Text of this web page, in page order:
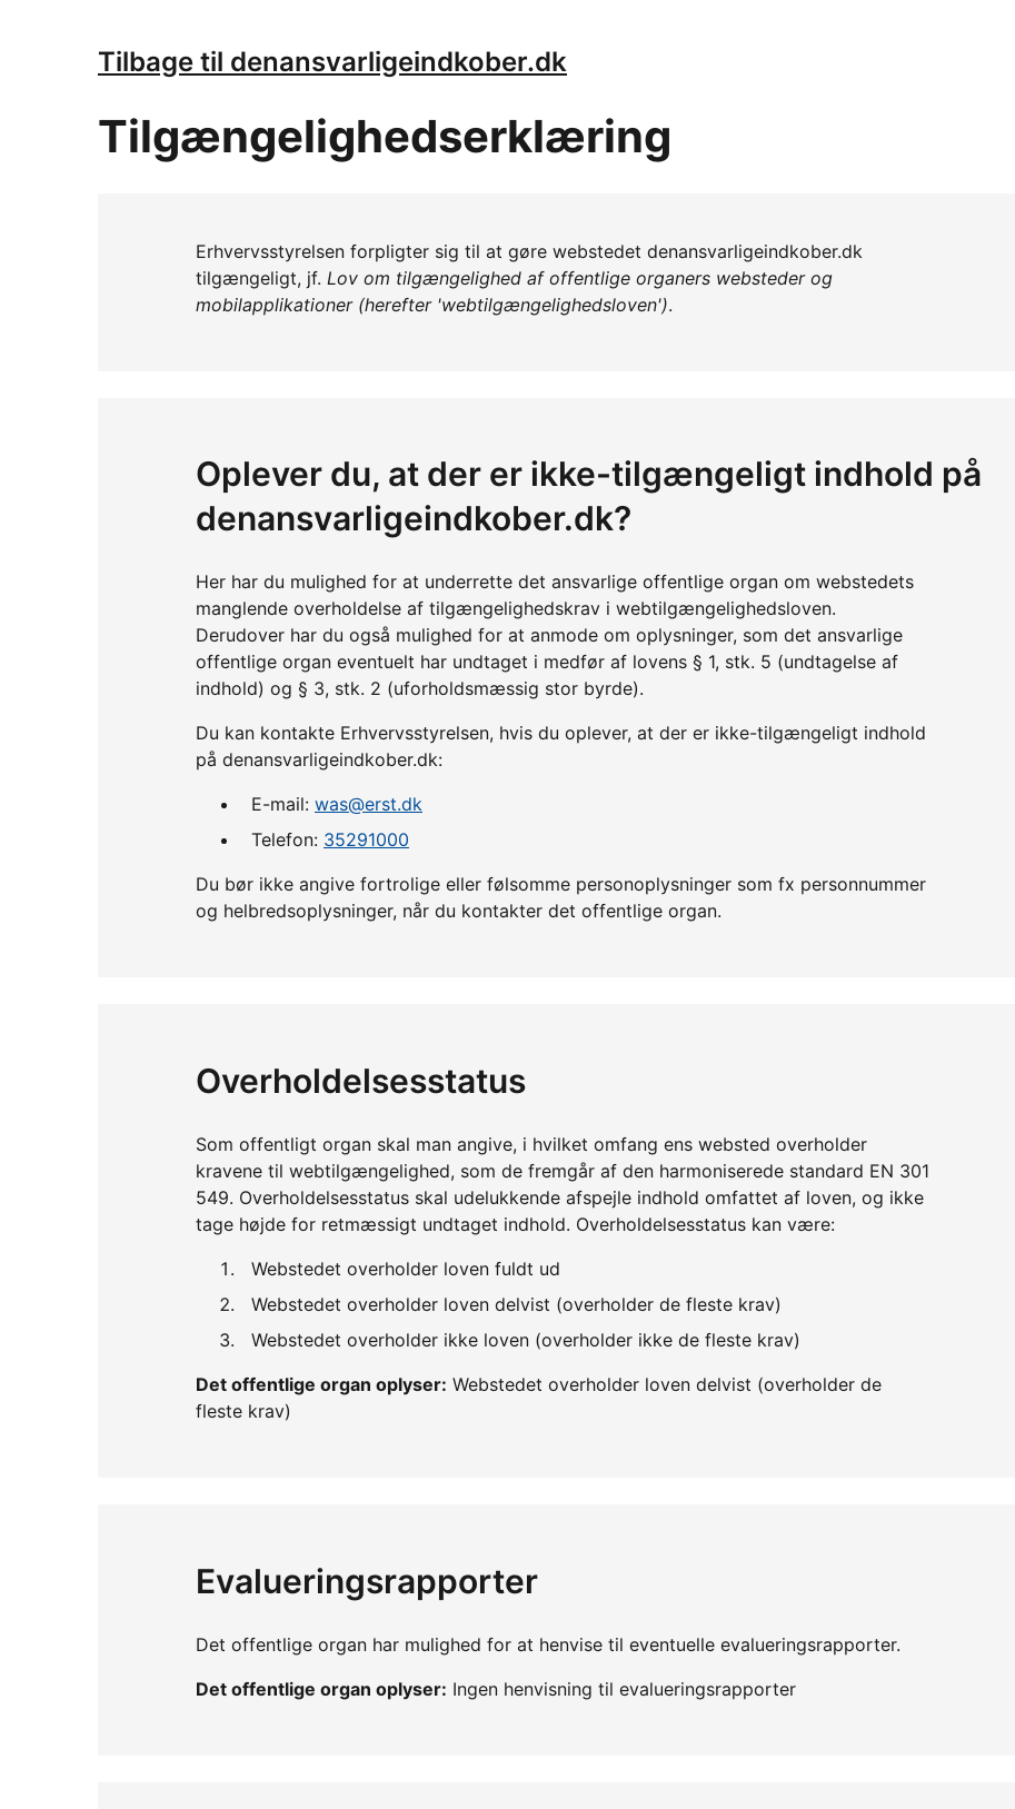
Tilbage til denansvarligeindkober.dk
Tilgængelighedserklæring
Erhvervsstyrelsen forpligter sig til at gøre webstedet denansvarligeindkober.dk
tilgængeligt, jf. Lov om tilgængelighed af offentlige organers websteder og
mobilapplikationer (herefter 'webtilgængelighedsloven').
Oplever du, at der er ikke-tilgængeligt indhold på
denansvarligeindkober.dk?
Her har du mulighed for at underrette det ansvarlige offentlige organ om webstedets
manglende overholdelse af tilgængelighedskrav i webtilgængelighedsloven.
Derudover har du også mulighed for at anmode om oplysninger, som det ansvarlige
offentlige organ eventuelt har undtaget i medfør af lovens § 1, stk. 5 (undtagelse af
indhold) og § 3, stk. 2 (uforholdsmæssig stor byrde).
Du kan kontakte Erhvervsstyrelsen, hvis du oplever, at der er ikke-tilgængeligt indhold
på denansvarligeindkober.dk:
E-mail: was@erst.dk
Telefon: 35291000
Du bør ikke angive fortrolige eller følsomme personoplysninger som fx personnummer
og helbredsoplysninger, når du kontakter det offentlige organ.
Overholdelsesstatus
Som offentligt organ skal man angive, i hvilket omfang ens websted overholder
kravene til webtilgængelighed, som de fremgår af den harmoniserede standard EN 301
549. Overholdelsesstatus skal udelukkende afspejle indhold omfattet af loven, og ikke
tage højde for retmæssigt undtaget indhold. Overholdelsesstatus kan være:
Webstedet overholder loven fuldt ud
Webstedet overholder loven delvist (overholder de fleste krav)
Webstedet overholder ikke loven (overholder ikke de fleste krav)
Det offentlige organ oplyser: Webstedet overholder loven delvist (overholder de
fleste krav)
Evalueringsrapporter
Det offentlige organ har mulighed for at henvise til eventuelle evalueringsrapporter.
Det offentlige organ oplyser: Ingen henvisning til evalueringsrapporter